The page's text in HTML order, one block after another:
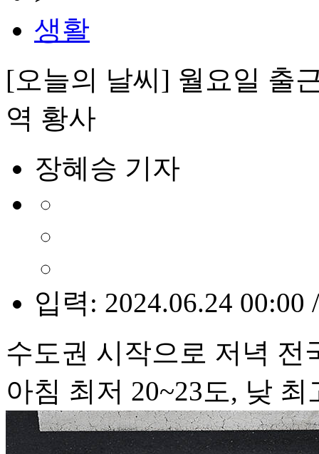
생활
[오늘의 날씨] 월요일 출
역 황사
장혜승 기자
입력: 2024.06.24 00:00
수도권 시작으로 저녁 전
아침 최저 20~23도, 낮 최